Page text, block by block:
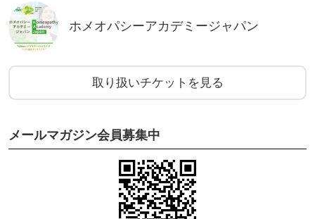
用することができる社会を目指すものです。
そのためにはまず、しっかりとした専門教育と実践
トレーニングによって、力量あるホメオパスが育成
されていくことが必要です。
実はオランダには、そのような社会の実現に向け
て、着実に歩を進めているホメオパス養成スクール
ホメオパシーアカデミージャパン
取り扱いチケットを見る
メールマガジン会員募集中